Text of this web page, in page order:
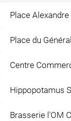
Place
Place du
Centre
Hippopotamus
Brasserie l'OM